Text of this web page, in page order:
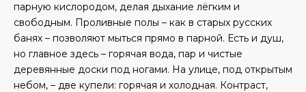
парную кислородом, делая дыхание лёгким и
свободным. Проливные полы – как в старых русских
банях – позволяют мыться прямо в парной. Есть и душ,
но главное здесь – горячая вода, пар и чистые
деревянные доски под ногами. На улице, под открытым
небом, – две купели: горячая и холодная. Контраст,